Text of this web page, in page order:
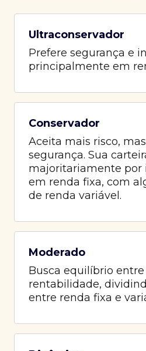
Ultraconservador
Prefere segurança e
principalmente em
Conservador
Aceita mais risco,
segurança. Sua
majoritariamente por
em renda fixa, com
de renda variável.
Moderado
Busca equilíbrio
rentabilidade,
entre renda fixa e